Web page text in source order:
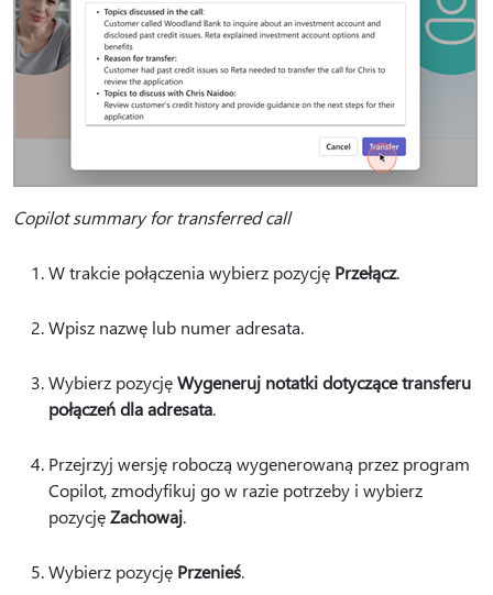
Copilot summary for transferred call
W trakcie połączenia wybierz pozycję Przełącz.
Wpisz nazwę lub numer adresata.
Wybierz pozycjęWygeneruj notatki dotyczące transferu
połączeń dla adresata.
Przejrzyj wersję roboczą wygenerowaną przez program
Copilot, zmodyfikuj go w razie potrzeby i wybierz
pozycjęZachowaj.
Wybierz pozycję Przenieś.